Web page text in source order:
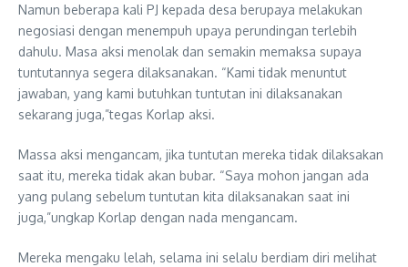
Namun beberapa kali PJ kepada desa berupaya melakukan
negosiasi dengan menempuh upaya perundingan terlebih
dahulu. Masa aksi menolak dan semakin memaksa supaya
tuntutannya segera dilaksanakan. “Kami tidak menuntut
jawaban, yang kami butuhkan tuntutan ini dilaksanakan
sekarang juga,”tegas Korlap aksi.
Massa aksi mengancam, jika tuntutan mereka tidak dilaksakan
saat itu, mereka tidak akan bubar. “Saya mohon jangan ada
yang pulang sebelum tuntutan kita dilaksanakan saat ini
juga,”ungkap Korlap dengan nada mengancam.
Mereka mengaku lelah, selama ini selalu berdiam diri melihat